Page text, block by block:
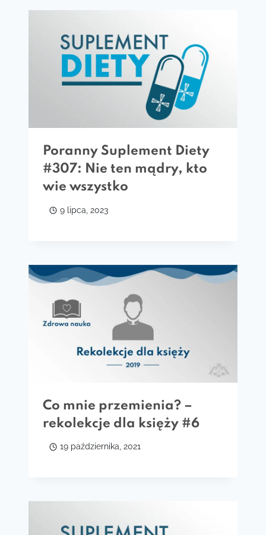
Poranny Suplement Diety
#307: Nie ten mądry, kto
wie wszystko
9 lipca, 2023
Co mnie przemienia? –
rekolekcje dla księży #6
19 października, 2021